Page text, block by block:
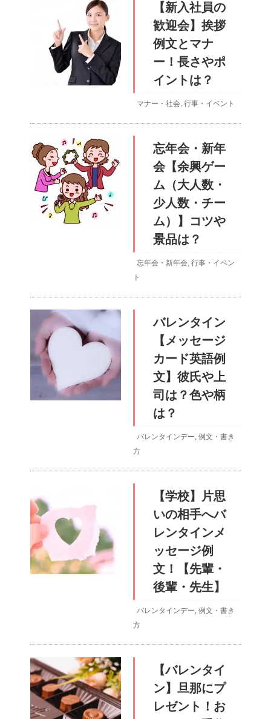
【新入社員の
歓迎会】挨拶
例文とマナ
ー！長さやポ
イントは？
マナー・社会, 行事・イベント
忘年会・新年
会【余興ゲー
ム（大人数・
少人数・チー
ム）】コツや
景品は？
忘年会・新年会, 行事・イベン
ト
バレンタイン
【メッセージ
カード英語例
文】彼氏や上
司は？色や柄
は？
バレンタインデー, 例文・書き
方
【学校】片思
いの相手へバ
レンタインメ
ッセージ例
文！【先輩・
後輩・先生】
バレンタインデー, 例文・書き
方
【バレンタイ
ン】旦那にプ
レゼント！お